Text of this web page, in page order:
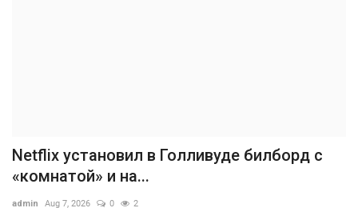
Netflix установил в Голливуде билборд с
«комнатой» и на...
admin Aug 7, 2026 0 2